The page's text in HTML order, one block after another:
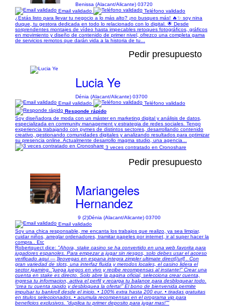
Benissa (Alacant/Alicante) 03720
Email validado
Teléfono validado
¿Estás listo para llevar tu negocio a lo más alto? ¡no busques más! 🔥✨ soy nina
duque, tu gestora dedicada en todo lo relacionado con lo digital. 🌟 Desde
sorprendentes montajes de vídeo hasta impecables retoques fotográficos, gráficos
en movimiento y diseño de contenido de primer nivel, ofrezco una completa gama
de servicios remotos que darán vida a la historia de tu...
Pedir presupuesto
Lucia Ye
Dénia (Alacant/Alicante) 03700
Email validado
Teléfono validado
Responde rápido
Soy diseñadora de moda con un máster en marketing digital y análisis de datos,
especializada en community management y estrategia de redes sociales. Tengo
experiencia trabajando con pymes de distintos sectores, desarrollando contenido
creativo, gestionando comunidades digitales y analizando resultados para optimizar
su presencia online. Actualmente desarrollo magma studio, una agencia...
3 veces contratado en Cronoshare
Pedir presupuesto
Mariangeles
Hernandez
9 (2)Dénia (Alacant/Alicante) 03700
Email validado
Soy una chica responsable, me encanta los trabajos que realizo, ya sea limpiar,
cuidar niños, arreglar ordenadores, tramitar papeles por internet, ir al super hacer la
compra.. Etc
Robertquect dice: "Ahora, stake casino se ha convertido en una web favorita para
jugadores espanoles. Para empezar a jugar sin riesgos, solo debes usar el acceso
verificado aqui — ]leovegas en espana integra zimpler ultimate direct[/url] . Con
gran variedad de slots, una interfaz fluida y metodos locales, el casino lidera el
sector igaming. “juega juegos en vivo y recibe recompensas al instante!” Crear una
cuenta en stake es directo. Solo abre la pagina oficial, selecciona crear cuenta,
ingresa tu informacion, activa el perfil y recarga tu balance para desbloquear todo.
“crea tu cuenta rapido y desbloquea la oferta!” El bono de bienvenida permite
impulsar tu bankroll desde el inicio. • 100% extra hasta 200 eur. • tiradas gratuitas
en titulos seleccionados. • acumula recompensas en el programa vip para
beneficios exclusivos. “duplica tu primer deposito para jugar mas!”"